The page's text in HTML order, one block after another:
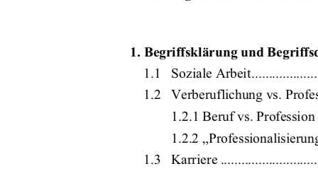
1. Begriffsklärung und Begri
1.1   Soziale
1.2   Verberuflichung vs.
1.2.1 Beruf vs.
1.2.2
1.3   Karriere